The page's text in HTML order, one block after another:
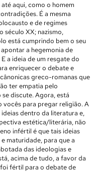
aqui, como o homem
É a mesma
e de regimes
século XX; nazismo,
está cumprindo bem o seu
a hegemonia de
a ideia de um resgate do
enriquecer o debate e
greco-romanas que
ter empatia pelo
discute. Agora, está
vocês para pregar religião. A
dentro da literatura e,
estética/literária, não
infértil é que tais ideias
maturidade, para que a
das ideologias e
acima de tudo, a favor da
fértil para o debate de